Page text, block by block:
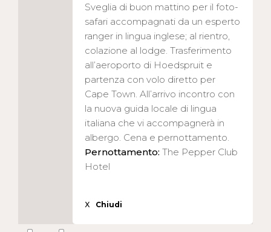
Sveglia di buon mattino per il foto-
safari accompagnati da un esperto
ranger in lingua inglese; al rientro,
colazione al lodge. Trasferimento
all’aeroporto di Hoedspruit e
partenza con volo diretto per
Cape Town. All’arrivo incontro con
la nuova guida locale di lingua
italiana che vi accompagnerà in
albergo. Cena e pernottamento.
Pernottamento: The Pepper Club
Hotel
X Chiudi